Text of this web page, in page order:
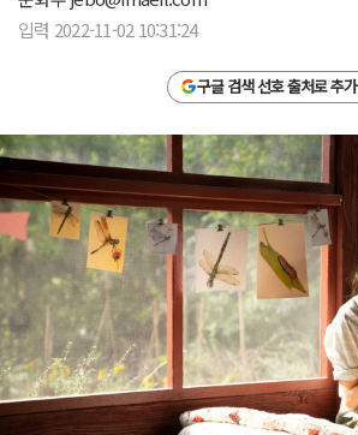
입력 2022-11-02 10:31:24
구글 검색 선호 출처로 추가